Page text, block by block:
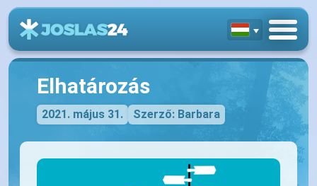
Elhatározás
2021. május 31. Szerző: Barbara